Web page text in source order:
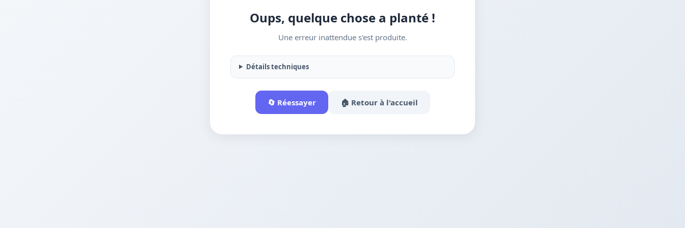
Oups, quelque chose a planté !
Une erreur inattendue s'est produite.
Détails techniques
🔄 Réessayer 🏠 Retour à l'accueil